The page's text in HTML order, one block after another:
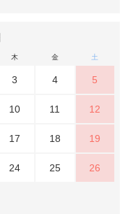
木 金 土
3 4 5
10 11 12
17 18 19
24 25 26